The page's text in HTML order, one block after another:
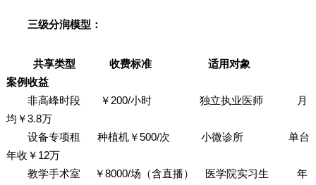
三级分润模型：
共享类型 收费标准 适用对象
案例收益
非高峰时段 ￥200/小时 独立执业医师 月
均￥3.8万
设备专项租 种植机￥500/次 小微诊所 单台
年收￥12万
教学手术室 ￥8000/场（含直播） 医学院实习生 年